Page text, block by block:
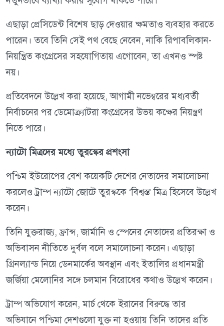
এছাড়া প্রেসিডেন্ট বিশেষ ছাড় দেওয়ার ক্ষমতাও ব্যবহার করতে
পারেন। তবে তিনি সেই পথ বেছে নেবেন, নাকি রিপাবলিকান-
নিয়ন্ত্রিত কংগ্রেসের সহযোগিতায় এগোবেন, তা এখনও স্পষ্ট
নয়।
প্রতিবেদনে উল্লেখ করা হয়েছে, আগামী নভেম্বরের মধ্যবর্তী
নির্বাচনের পর ডেমোক্র্যাটরা কংগ্রেসের উভয় কক্ষের নিয়ন্ত্রণ
নিতে পারে।
ন্যাটো মিত্রদের মধ্যে তুরস্কের প্রশংসা
পশ্চিম ইউরোপের বেশ কয়েকটি দেশের নেতাদের সমালোচনা
করলেও ট্রাম্প ন্যাটো জোটে তুরস্ককে ‘বিশ্বস্ত’ মিত্র হিসেবে উল্লেখ
করেন।
তিনি যুক্তরাজ্য, ফ্রান্স, জার্মানি ও স্পেনের নেতাদের প্রতিরক্ষা ও
অভিবাসন নীতিতে দুর্বল বলে সমালোচনা করেন। এছাড়া
গ্রিনল্যান্ড নিয়ে ডেনমার্কের অবস্থান এবং ইতালির প্রধানমন্ত্রী
জর্জিয়া মেলোনির সঙ্গে চলমান বিরোধের কথাও উল্লেখ করেন।
ট্রাম্প অভিযোগ করেন, মার্চ থেকে ইরানের বিরুদ্ধে তার
অভিযানে পশ্চিমা দেশগুলো যুক্ত না হওয়ায় তিনি তাদের প্রতি